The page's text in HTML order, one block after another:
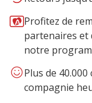
Profitez de
partenaires et
notre
Plus de
compagnie